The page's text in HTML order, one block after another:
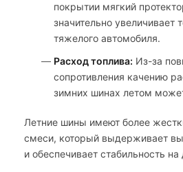
покрытии мягкий
значительно увеличивает
тяжелого автомобиля.
Расход топлива: Из-за
сопротивления качению
зимних шинах летом
Летние шины имеют более
смеси, который выдерживает
и обеспечивает стабильность на